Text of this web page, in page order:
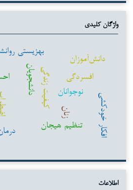
واژگان کلیدی
دانشجویانکیفیت زندگی نوجوانان
افسردگی
بهزیستی
دانش‌آموزان
زنان
تنظیم هیجان
افکار خودکشی
اطلاعات